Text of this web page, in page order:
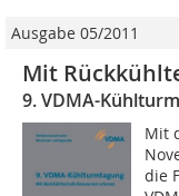
Ausgabe 05/2011
Mit
9. VDMA-
Mit
die